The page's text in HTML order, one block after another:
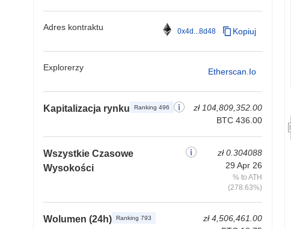
Adres kontraktu 0x4d...8d48 Kopiuj
Explorerzy Etherscan.io
Kapitalizacja rynku Ranking 496
zł 104,809,352.00
BTC 436.00
Wszystkie Czasowe
Wysokości
zł 0.304088
29 Apr 26
% to ATH
(278.63%)
Wolumen (24h) Ranking 793
zł 4,506,461.00